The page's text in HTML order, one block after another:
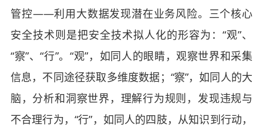
管控――利用大数据发现潜在业务风险。三个核心
安全技术则是把安全技术拟人化的形容为：“观”、
“察”、“行”。“观”，如同人的眼睛，观察世界和采集
信息，不同途径获取多维度数据；“察”，如同人的大
脑，分析和洞察世界，理解行为规则，发现违规与
不合理行为，“行”，如同人的四肢，从知识到行动，